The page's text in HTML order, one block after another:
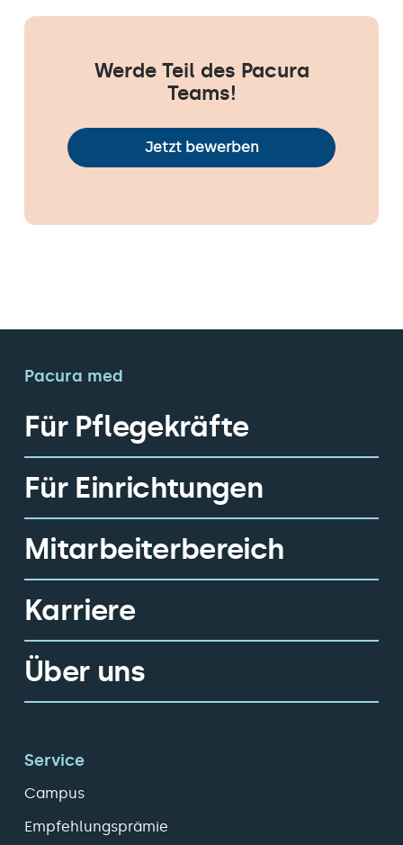
Werde Teil des Pacura
Teams!
Jetzt bewerben
Pacura med
Für Pflegekräfte
Für Einrichtungen
Mitarbeiterbereich
Karriere
Über uns
Service
Campus
Empfehlungsprämie